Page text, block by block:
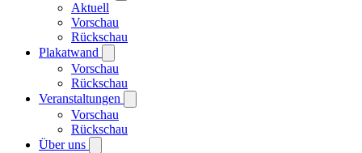
Aktuell
Vorschau
Rückschau
Plakatwand
Vorschau
Rückschau
Veranstaltungen
Vorschau
Rückschau
Über uns